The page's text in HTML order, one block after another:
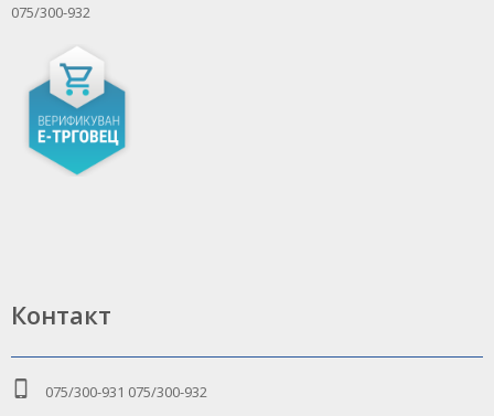
075/300-932
Контакт
075/300-931 075/300-932